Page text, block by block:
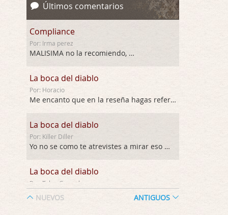
Últimos comentarios
Compliance
Por: Irma perez
MALISIMA no la recomiendo, …
La boca del diablo
Por: Horacio
Me encanto que en la reseña hagas referen …
La boca del diablo
Por: Killer Diller
Yo no se como te atrevistes a mirar eso …
La boca del diablo
Por: Talan Gwynek
Pues eso: muertes aburridas y personajes p …
NUEVOS ANTIGUOS